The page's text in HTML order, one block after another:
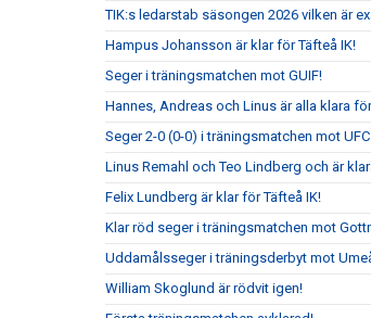
TIK:s ledarstab säsongen 2026 vilken är
Hampus Johansson är klar för Täfteå IK!
Seger i träningsmatchen mot GUIF!
Hannes, Andreas och Linus är alla klara
Seger 2-0 (0-0) i träningsmatchen mot
Linus Remahl och Teo Lindberg och är
Felix Lundberg är klar för Täfteå IK!
Klar röd seger i träningsmatchen mot
Uddamålsseger i träningsderbyt mot
William Skoglund är rödvit igen!